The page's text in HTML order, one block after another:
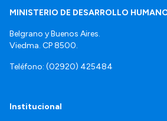
MINISTERIO DE DESARROLLO
Belgrano y Buenos Aires.
Viedma. CP 8500.
Teléfono: (02920) 425484
Institucional